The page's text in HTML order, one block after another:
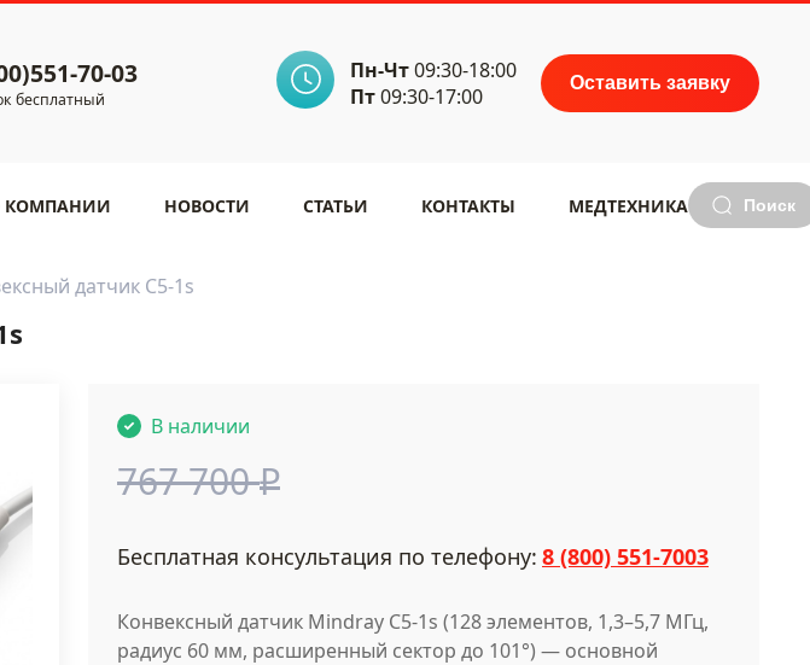
70-03
бесплатный
Пн-Чт09:30-18:00
Пт09:30-17:00
Оставить заявку
КОМПАНИИ НОВОСТИ СТАТЬИ КОНТАКТЫ МЕДТЕХНИКА Поиск
датчик С5-1s
В наличии
767 700₽
Бесплатная консультация по телефону: 8 (800) 551-7003
Конвексный датчик Mindray C5-1s (128 элементов, 1,3–5,7 МГц,
радиус 60 мм, расширенный сектор до 101°) — основной